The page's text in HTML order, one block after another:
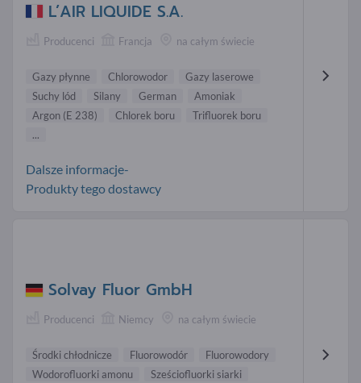
L’AIR LIQUIDE S.A.
Producenci Francja na całym świecie
Gazy płynne Chlorowodor
Gazy laserowe
Suchy lód
Silany German
Amoniak
Argon (E 238)
Chlorek boru
Trifluorek boru
...
Dalsze informacje-
Produkty tego dostawcy
Solvay Fluor GmbH
Producenci Niemcy na całym świecie
Środki chłodnicze Fluorowodór
Fluorowodory
Wodorofluorki amonu
Sześciofluorki siarki